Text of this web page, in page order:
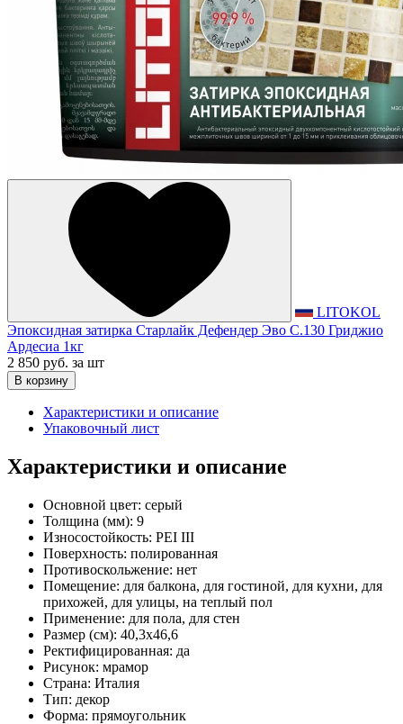
LITOKOL
Эпоксидная затирка Старлайк Дефендер Эво С.130 Гриджио
Ардесиа 1кг
2 850 руб. за шт
В корзину
Характеристики и описание
Упаковочный лист
Характеристики и описание
Основной цвет: серый
Толщина (мм): 9
Износостойкость: PEI III
Поверхность: полированная
Противоскольжение: нет
Помещение: для балкона, для гостиной, для кухни, для
прихожей, для улицы, на теплый пол
Применение: для пола, для стен
Размер (см): 40,3x46,6
Ректифицированная: да
Рисунок: мрамор
Страна: Италия
Тип: декор
Форма: прямоугольник